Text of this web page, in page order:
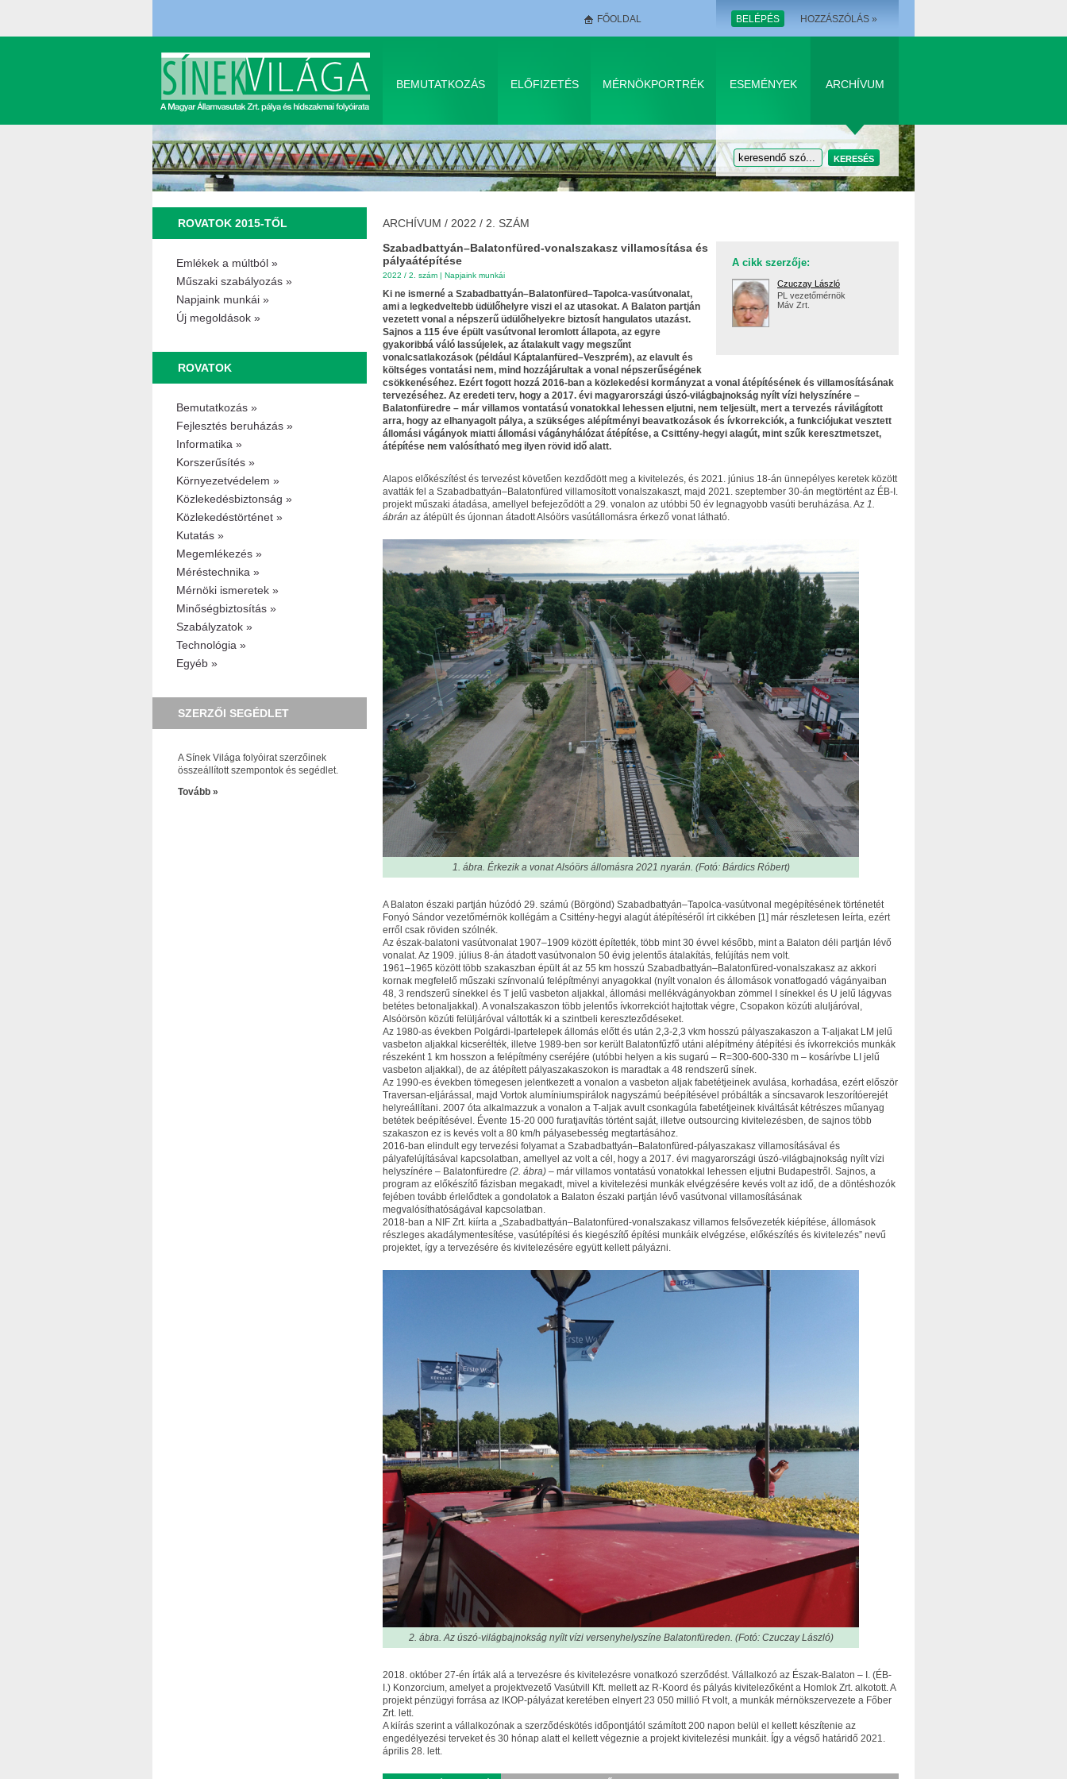
FŐOLDAL BELÉPÉS HOZZÁSZÓLÁS »
BEMUTATKOZÁS ELŐFIZETÉS MÉRNÖKPORTRÉK ESEMÉNYEK ARCHÍVUM
ROVATOK 2015-TŐL
Emlékek a múltból »
Műszaki szabályozás »
Napjaink munkái »
Új megoldások »
ROVATOK
Bemutatkozás »
Fejlesztés beruházás »
Informatika »
Korszerűsítés »
Környezetvédelem »
Közlekedésbiztonság »
Közlekedéstörténet »
Kutatás »
Megemlékezés »
Méréstechnika »
Mérnöki ismeretek »
Minőségbiztosítás »
Szabályzatok »
Technológia »
Egyéb »
SZERZŐI SEGÉDLET
A Sínek Világa folyóirat szerzőinek
összeállított szempontok és segédlet.
Tovább »
ARCHÍVUM / 2022 / 2. SZÁM
A cikk szerzője:
Czuczay László
PL vezetőmérnök
Máv Zrt.
Szabadbattyán–Balaton­füred-vonalszakasz villamosítása és
pályaátépítése
2022 / 2. szám | Napjaink munkái
Ki ne ismerné a Szabadbattyán–Balatonfüred–Tapolca-vasútvonalat,
ami a legkedveltebb üdülőhelyre viszi el az utasokat. A Balaton partján
vezetett vonal a népszerű üdülőhelyekre biztosít hangulatos utazást.
Sajnos a 115 éve épült vasútvonal leromlott állapota, az egyre
gyakoribbá váló lassújelek, az átalakult vagy megszűnt
vonalcsatlakozások (például Káptalanfüred–Veszprém), az elavult és
költséges vontatási nem, mind hozzájárultak a vonal népszerűségének
csökkenéséhez. Ezért fogott hozzá 2016-ban a közlekedési kormányzat a vonal átépítésének és villamosításának
tervezéséhez. Az eredeti terv, hogy a 2017. évi magyarországi úszó-világbajnokság nyílt vízi helyszínére –
Balatonfüredre – már villamos vontatású vonatokkal lehessen eljutni, nem teljesült, mert a tervezés rávilágított
arra, hogy az elhanyagolt pálya, a szükséges alépítményi beavatkozások és ívkorrekciók, a funkciójukat vesztett
állomási vágányok miatti állomási vágányhálózat átépítése, a Csittény-hegyi alagút, mint szűk keresztmetszet,
átépítése nem valósítható meg ilyen rövid idő alatt.
Alapos előkészítést és tervezést követően kezdődött meg a kivitelezés, és 2021. június 18-án ünnepélyes keretek között
avatták fel a Szabadbattyán–Balatonfüred villamosított vonalszakaszt, majd 2021. szeptember 30-án megtörtént az ÉB-I.
projekt műszaki átadása, amellyel befejeződött a 29. vonalon az utóbbi 50 év legnagyobb vasúti beruházása. Az 1.
ábrán az átépült és újonnan átadott Alsóörs vasútállomásra érkező vonat látható.
1. ábra. Érkezik a vonat Alsóörs állomásra 2021 nyarán. (Fotó: Bárdics Róbert)
A Balaton északi partján húzódó 29. számú (Börgönd) Szabadbattyán–Tapolca-vasútvonal megépítésének történetét
Fonyó Sándor vezetőmérnök kollégám a Csittény-hegyi alagút átépítéséről írt cikkében [1] már részletesen leírta, ezért
erről csak röviden szólnék.
Az észak-balatoni vasútvonalat 1907–1909 között építették, több mint 30 évvel később, mint a Balaton déli partján lévő
vonalat. Az 1909. július 8-án átadott vasútvonalon 50 évig jelentős átalakítás, felújítás nem volt.
1961–1965 között több szakaszban épült át az 55 km hosszú Szabadbattyán–Balatonfüred-vonalszakasz az akkori
kornak megfelelő műszaki színvonalú felépítményi anyagokkal (nyílt vonalon és állomások vonatfogadó vágányaiban
48, 3 rendszerű sínekkel és T jelű vasbeton aljakkal, állomási mellékvágányokban zömmel I sínekkel és U jelű lágyvas
betétes betonaljakkal). A vonalszakaszon több jelentős ívkorrekciót hajtottak végre, Csopakon közúti aluljáróval,
Alsóörsön közúti felüljáróval váltották ki a szintbeli kereszteződéseket.
Az 1980-as években Polgárdi-Ipartelepek állomás előtt és után 2,3-2,3 vkm hosszú pályaszakaszon a T-aljakat LM jelű
vasbeton aljakkal kicserélték, illetve 1989-ben sor került Balatonfűzfő utáni alépítmény átépítési és ívkorrekciós munkák
részeként 1 km hosszon a felépítmény cseréjére (utóbbi helyen a kis sugarú – R=300-600-330 m – kosárívbe LI jelű
vasbeton aljakkal), de az átépített pályaszakaszokon is maradtak a 48 rendszerű sínek.
Az 1990-es években tömegesen jelentkezett a vonalon a vasbeton aljak fabetétjeinek avulása, korhadása, ezért először
Traversan-eljárással, majd Vortok alumíniumspirálok nagyszámú beépítésével próbálták a síncsavarok leszorítóerejét
helyreállítani. 2007 óta alkalmazzuk a vonalon a T-aljak avult csonkagúla fabetétjeinek kiváltását kétrészes műanyag
betétek beépítésével. Évente 15-20 000 furatjaví­tás történt saját, illetve outsourcing kivitelezésben, de sajnos több
szakaszon ez is kevés volt a 80 km/h pályasebesség megtartásához.
2016-ban elindult egy tervezési folyamat a Szabadbattyán–Balatonfüred-pályaszakasz villamosításával és
pályafelújításával kapcsolatban, amellyel az volt a cél, hogy a 2017. évi magyarországi úszó-világbajnokság nyílt vízi
helyszínére – Balatonfüredre (2. ábra) – már villamos vontatású vonatokkal lehessen eljutni Budapestről. Sajnos, a
program az előkészítő fázisban megakadt, mivel a kivitelezési munkák elvégzésére kevés volt az idő, de a döntéshozók
fejében tovább érlelődtek a gondolatok a Balaton északi partján lévő vasútvonal villamosításának
megvalósíthatóságával kapcsolatban.
2018-ban a NIF Zrt. kiírta a „Szabadbattyán–Balatonfüred-vonalszakasz villamos felsővezeték kiépítése, állomások
részleges akadálymentesítése, vasútépítési és kiegészítő építési munkáik elvégzése, előkészítés és kivitelezés” nevű
projektet, így a tervezésére és kivitelezésére együtt kellett pályázni.
2. ábra. Az úszó-világ­bajnokság nyílt vízi versenyhelyszíne Balatonfüreden. (Fotó: Czuczay László)
2018. október 27-én írták alá a tervezésre és kivitelezésre vonatkozó szerződést. Vállalkozó az Észak-Balaton – I. (ÉB-
I.) Konzorcium, amelyet a projektvezető Vasútvill Kft. mellett az R-Koord és pályás kivitelezőként a Homlok Zrt. alkotott. A
projekt pénzügyi forrása az IKOP-pályázat keretében elnyert 23 050 millió Ft volt, a munkák mérnökszervezete a Főber
Zrt. lett.
A kiírás szerint a vállalkozónak a szerződéskötés időpontjától számított 200 napon belül el kellett készítenie az
engedélyezési terveket és 30 hónap alatt el kellett végeznie a projekt kivitelezési munkáit. Így a végső határidő 2021.
április 28. lett.